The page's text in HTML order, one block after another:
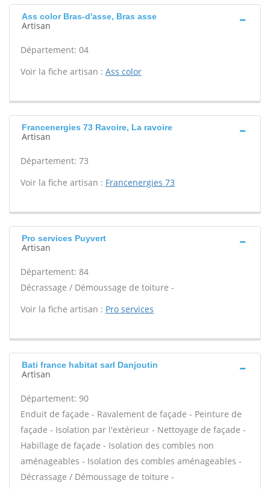
Ass color Bras-d'asse, Bras asse
Artisan
Département: 04
Voir la fiche artisan : Ass color
Francenergies 73 Ravoire, La ravoire
Artisan
Département: 73
Voir la fiche artisan : Francenergies 73
Pro services Puyvert
Artisan
Département: 84
Décrassage / Démoussage de toiture -
Voir la fiche artisan : Pro services
Bati france habitat sarl Danjoutin
Artisan
Département: 90
Enduit de façade - Ravalement de façade - Peinture de
façade - Isolation par l'extérieur - Nettoyage de façade -
Habillage de façade - Isolation des combles non
aménageables - Isolation des combles aménageables -
Décrassage / Démoussage de toiture -